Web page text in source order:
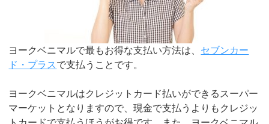
ヨークベニマルで最もお得な支払い方法は、 セブンカー
ド・プラスで支払うことです。
ヨークベニマルはクレジットカード払いができるスーパー
マーケットとなりますので、現金で支払うよりもクレジッ